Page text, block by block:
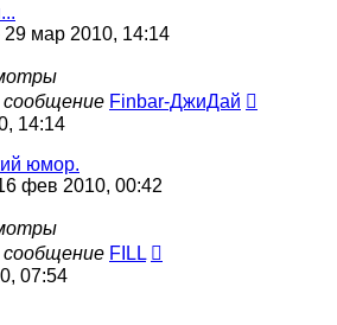
29 мар 2010, 14:14
Finbar-ДжиДай
14:14
юмор.
фев 2010, 00:42
FILL
07:54